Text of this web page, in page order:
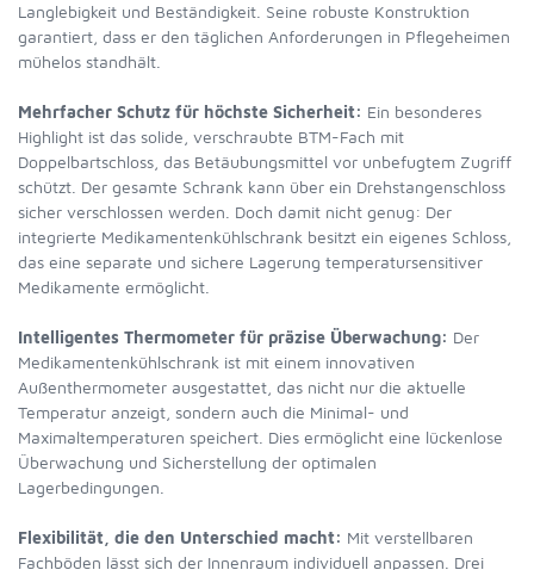
Langlebigkeit und Beständigkeit. Seine robuste Konstruktion
garantiert, dass er den täglichen Anforderungen in Pflegeheimen
mühelos standhält.
Mehrfacher Schutz für höchste Sicherheit: Ein besonderes
Highlight ist das solide, verschraubte BTM-Fach mit
Doppelbartschloss, das Betäubungsmittel vor unbefugtem Zugriff
schützt. Der gesamte Schrank kann über ein Drehstangenschloss
sicher verschlossen werden. Doch damit nicht genug: Der
integrierte Medikamentenkühlschrank besitzt ein eigenes Schloss,
das eine separate und sichere Lagerung temperatursensitiver
Medikamente ermöglicht.
Intelligentes Thermometer für präzise Überwachung: Der
Medikamentenkühlschrank ist mit einem innovativen
Außenthermometer ausgestattet, das nicht nur die aktuelle
Temperatur anzeigt, sondern auch die Minimal- und
Maximaltemperaturen speichert. Dies ermöglicht eine lückenlose
Überwachung und Sicherstellung der optimalen
Lagerbedingungen.
Flexibilität, die den Unterschied macht: Mit verstellbaren
Fachböden lässt sich der Innenraum individuell anpassen. Drei